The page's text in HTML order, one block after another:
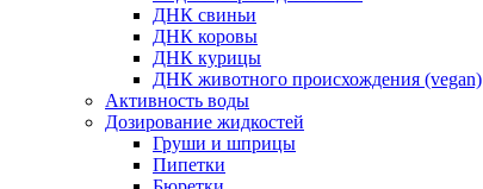
ДНК свиньи
ДНК коровы
ДНК курицы
ДНК животного происхождения (vegan)
Активность воды
Дозирование жидкостей
Груши и шприцы
Пипетки